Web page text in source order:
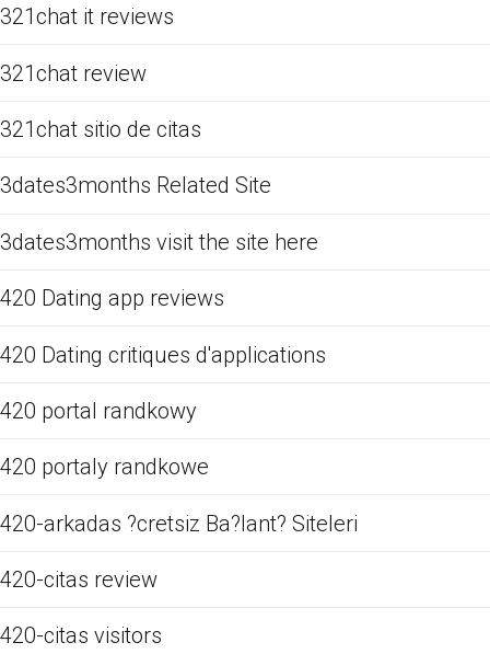
321chat it reviews
321chat review
321chat sitio de citas
3dates3months Related Site
3dates3months visit the site here
420 Dating app reviews
420 Dating critiques d'applications
420 portal randkowy
420 portaly randkowe
420-arkadas ?cretsiz Ba?lant? Siteleri
420-citas review
420-citas visitors